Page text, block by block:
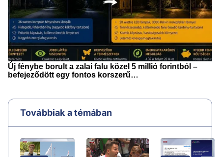
Továbbiak a témában